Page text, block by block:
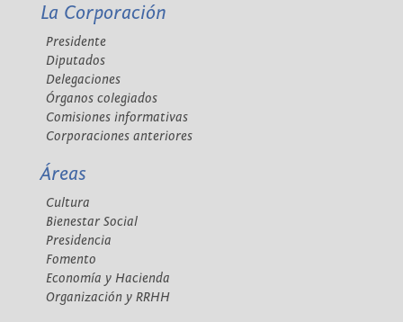
La Corporación
Presidente
Diputados
Delegaciones
Órganos colegiados
Comisiones informativas
Corporaciones anteriores
Áreas
Cultura
Bienestar Social
Presidencia
Fomento
Economía y Hacienda
Organización y RRHH